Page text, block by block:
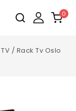
0
/ Rack Tv Oslo